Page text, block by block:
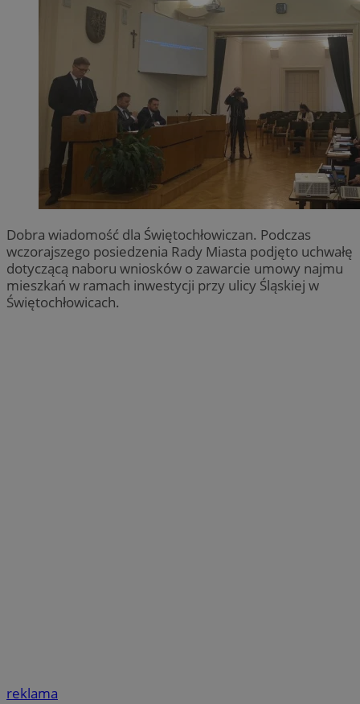
Dobra wiadomość dla Świętochłowiczan. Podczas
wczorajszego posiedzenia Rady Miasta podjęto uchwałę
dotyczącą naboru wniosków o zawarcie umowy najmu
mieszkań w ramach inwestycji przy ulicy Śląskiej w
Świętochłowicach.
reklama